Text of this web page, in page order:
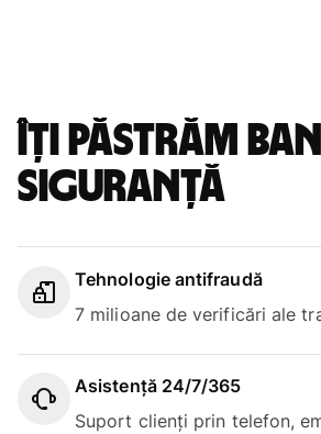
Îți păstrăm
siguranță
Tehnologie antifraudă
7 milioane de verificări ale
Asistență 24/7/365
Suport clienți prin telefon,